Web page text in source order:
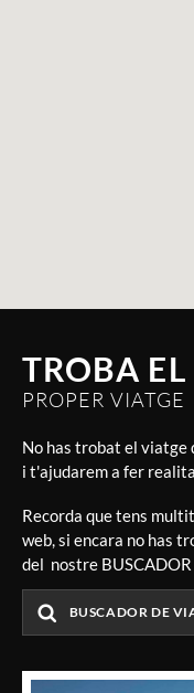
TROBA EL
PROPER VIATGE
No has trobat el viatge
i t'ajudarem a fer
Recorda que tens
web, si encara no has
del nostre BUSCADOR
BUSCADOR DE